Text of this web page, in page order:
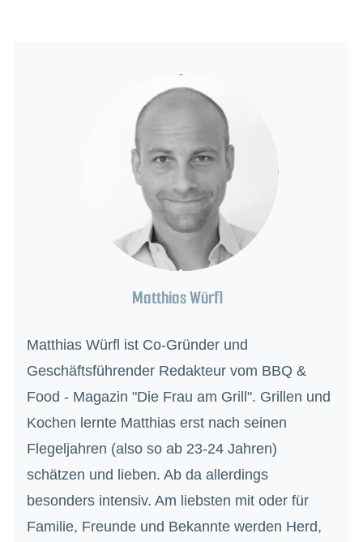
Matthias Würfl
Matthias Würfl ist Co-Gründer und
Geschäftsführender Redakteur vom BBQ &
Food - Magazin "Die Frau am Grill". Grillen und
Kochen lernte Matthias erst nach seinen
Flegeljahren (also so ab 23-24 Jahren)
schätzen und lieben. Ab da allerdings
besonders intensiv. Am liebsten mit oder für
Familie, Freunde und Bekannte werden Herd,